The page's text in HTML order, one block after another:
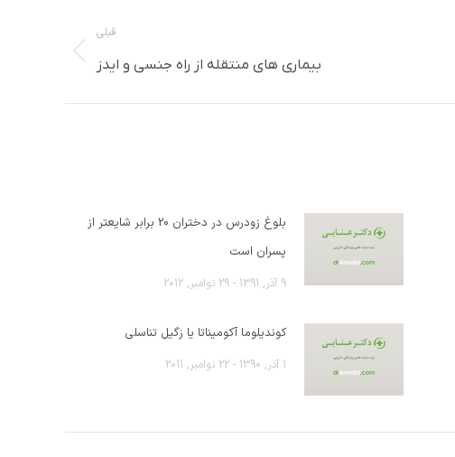
قبلی
بیماری های منتقله از راه جنسی و ایدز
بلوغ زودرس در دختران 20 برابر شایعتر از
پسران است
9 آذر, 1391 - 29 نوامبر, 2012
کوندیلوما آکومیناتا یا زگیل تناسلی
1 آذر, 1390 - 22 نوامبر, 2011